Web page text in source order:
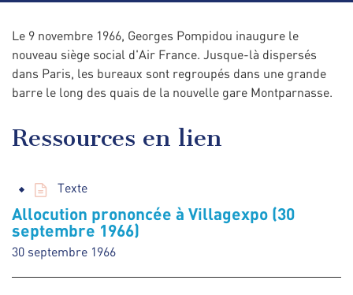
Le 9 novembre 1966, Georges Pompidou inaugure le
nouveau siège social d'Air France. Jusque-là dispersés
dans Paris, les bureaux sont regroupés dans une grande
barre le long des quais de la nouvelle gare Montparnasse.
Ressources en lien
Texte
Allocution prononcée à Villagexpo (30
septembre 1966)
30 septembre 1966